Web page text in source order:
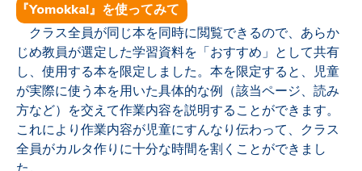
『Yomokka!』を使ってみて
クラス全員が同じ本を同時に閲覧できるので、あらか
じめ教員が選定した学習資料を「おすすめ」として共有
し、使用する本を限定しました。本を限定すると、児童
が実際に使う本を用いた具体的な例（該当ページ、読み
方など）を交えて作業内容を説明することができます。
これにより作業内容が児童にすんなり伝わって、クラス
全員がカルタ作りに十分な時間を割くことができまし